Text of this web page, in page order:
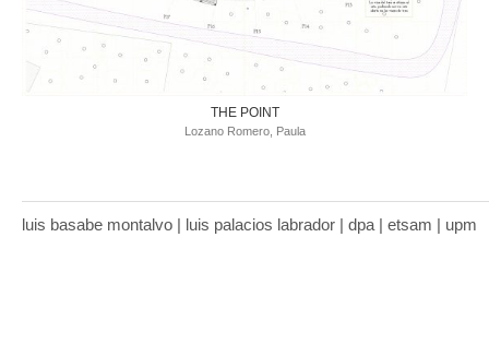
yoga
THE POINT
Lozano Romero, Paula
luis basabe montalvo | luis palacios labrador | dpa | etsam | upm